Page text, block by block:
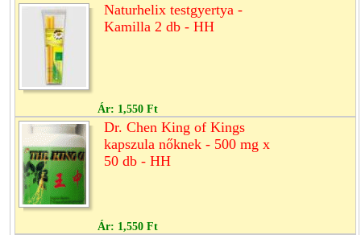
Naturhelix testgyertya -
Kamilla 2 db - HH
Ár: 1,550 Ft
Dr. Chen King of Kings
kapszula nőknek - 500 mg x
50 db - HH
Ár: 1,550 Ft